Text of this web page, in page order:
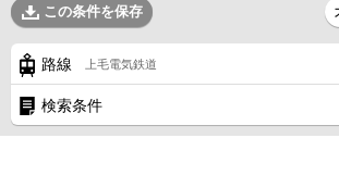
この条件を保存
路線 上毛電気鉄道
検索条件